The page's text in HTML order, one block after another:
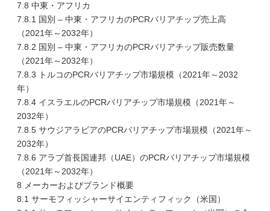
7.8 中東・アフリカ
7.8.1 国別 – 中東・アフリカのPCRバリアチップ売上高
（2021年～2032年）
7.8.2 国別 – 中東・アフリカのPCRバリアチップ販売数量
（2021年～2032年）
7.8.3 トルコのPCRバリアチップ市場規模（2021年～2032
年）
7.8.4 イスラエルのPCRバリアチップ市場規模（2021年～
2032年）
7.8.5 サウジアラビアのPCRバリアチップ市場規模（2021年～
2032年）
7.8.6 アラブ首長国連邦（UAE）のPCRバリアチップ市場規模
（2021年～2032年）
8 メーカーおよびブランド概要
8.1 サーモフィッシャーサイエンティフィック（米国）